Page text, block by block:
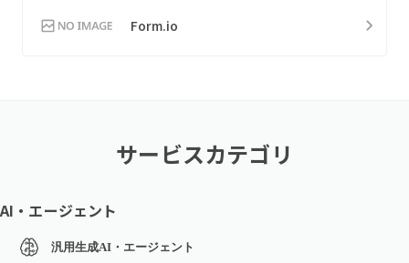
Form.io
サービスカテゴリ
AI・エージェント
汎用生成AI・エージェント